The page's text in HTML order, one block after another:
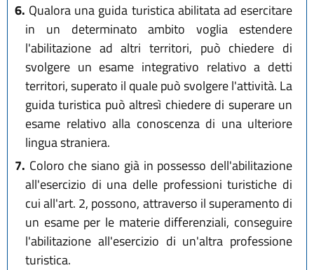
6. Qualora una guida turistica abilitata ad esercitare
in un determinato ambito voglia estendere
l'abilitazione ad altri territori, può chiedere di
svolgere un esame integrativo relativo a detti
territori, superato il quale può svolgere l'attività. La
guida turistica può altresì chiedere di superare un
esame relativo alla conoscenza di una ulteriore
lingua straniera.
7. Coloro che siano già in possesso dell'abilitazione
all'esercizio di una delle professioni turistiche di
cui all'art. 2, possono, attraverso il superamento di
un esame per le materie differenziali, conseguire
l'abilitazione all'esercizio di un'altra professione
turistica.